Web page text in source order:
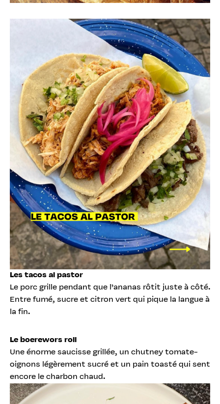
Les tacos al pastor
Le porc grille pendant que l’ananas rôtit juste à côté.
Entre fumé, sucre et citron vert qui pique la langue à
la fin.
Le boerewors roll
Une énorme saucisse grillée, un chutney tomate-
oignons légèrement sucré et un pain toasté qui sent
encore le charbon chaud.